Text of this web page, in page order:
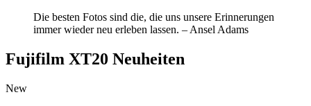
Die besten Fotos sind die, die uns unsere Erinnerungen
immer wieder neu erleben lassen. – Ansel Adams
Fujifilm XT20 Neuheiten
New